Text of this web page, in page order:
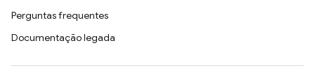
Perguntas frequentes
Documentação legada